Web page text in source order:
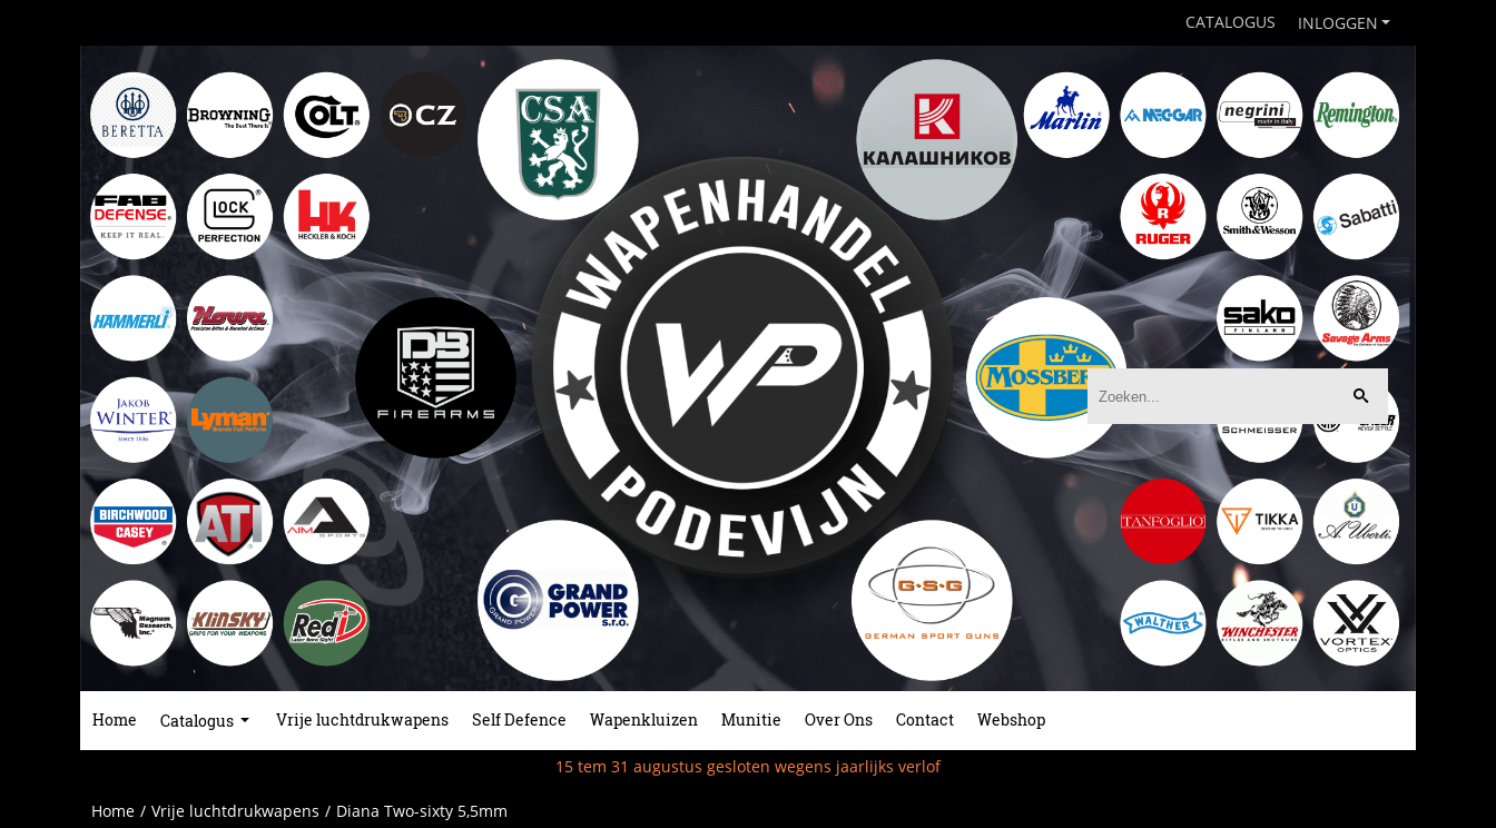
INLOGGEN
CATALOGUS
Home Catalogus Vrije luchtdrukwapens Self Defence Wapenkluizen Munitie Over Ons Contact Webshop
15 tem 31 augustus gesloten wegens jaarlijks verlof
Home / Vrije luchtdrukwapens / Diana Two-sixty 5,5mm